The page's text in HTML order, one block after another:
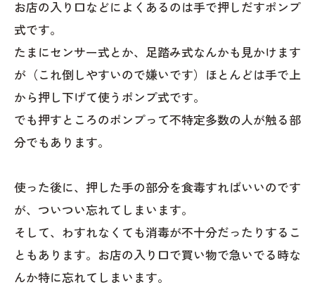
お店の入り口などによくあるのは手で押しだすポンプ
式です。
たまにセンサー式とか、足踏み式なんかも見かけます
が（これ倒しやすいので嫌いです）ほとんどは手で上
から押し下げて使うポンプ式です。
でも押すところのポンプって不特定多数の人が触る部
分でもあります。
使った後に、押した手の部分を食毒すればいいのです
が、ついつい忘れてしまいます。
そして、わすれなくても消毒が不十分だったりするこ
ともあります。お店の入り口で買い物で急いでる時な
んか特に忘れてしまいます。